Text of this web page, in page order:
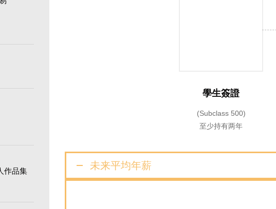
作品集
至少持有两年
未来平均年薪